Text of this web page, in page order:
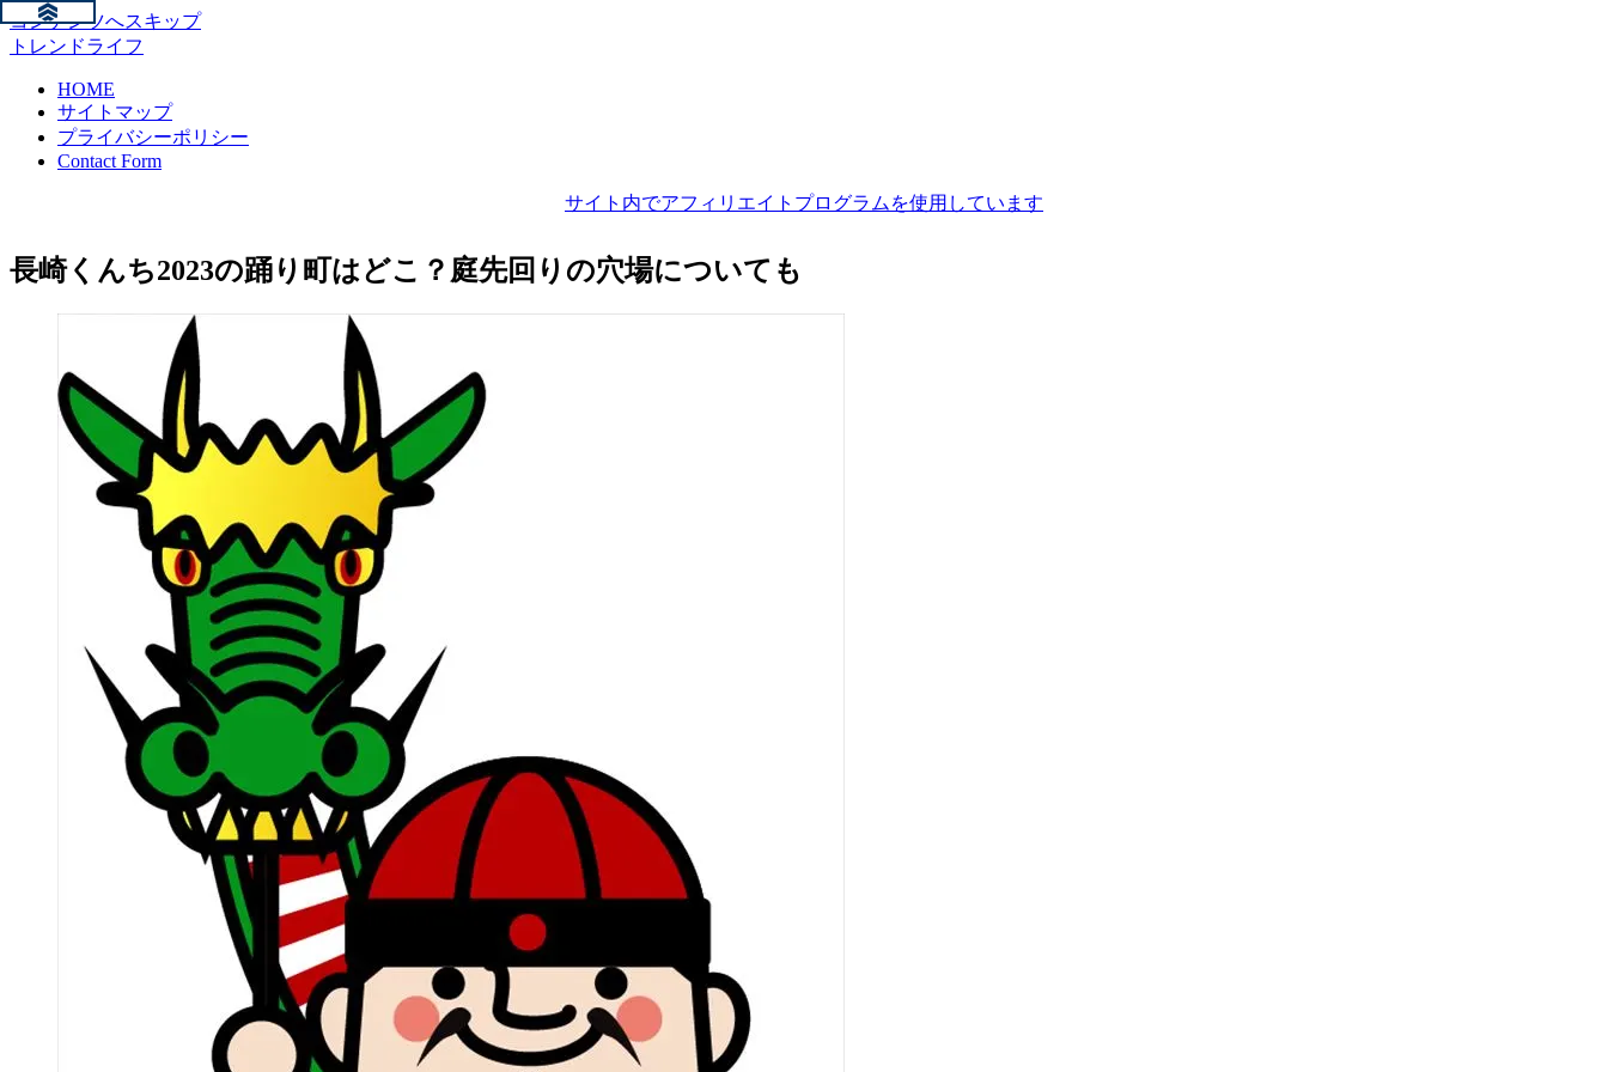
コンテンツへスキップ
トレンドライフ
HOME
サイトマップ
プライバシーポリシー
Contact Form
サイト内でアフィリエイトプログラムを使用しています
長崎くんち2023の踊り町はどこ？庭先回りの穴場についても